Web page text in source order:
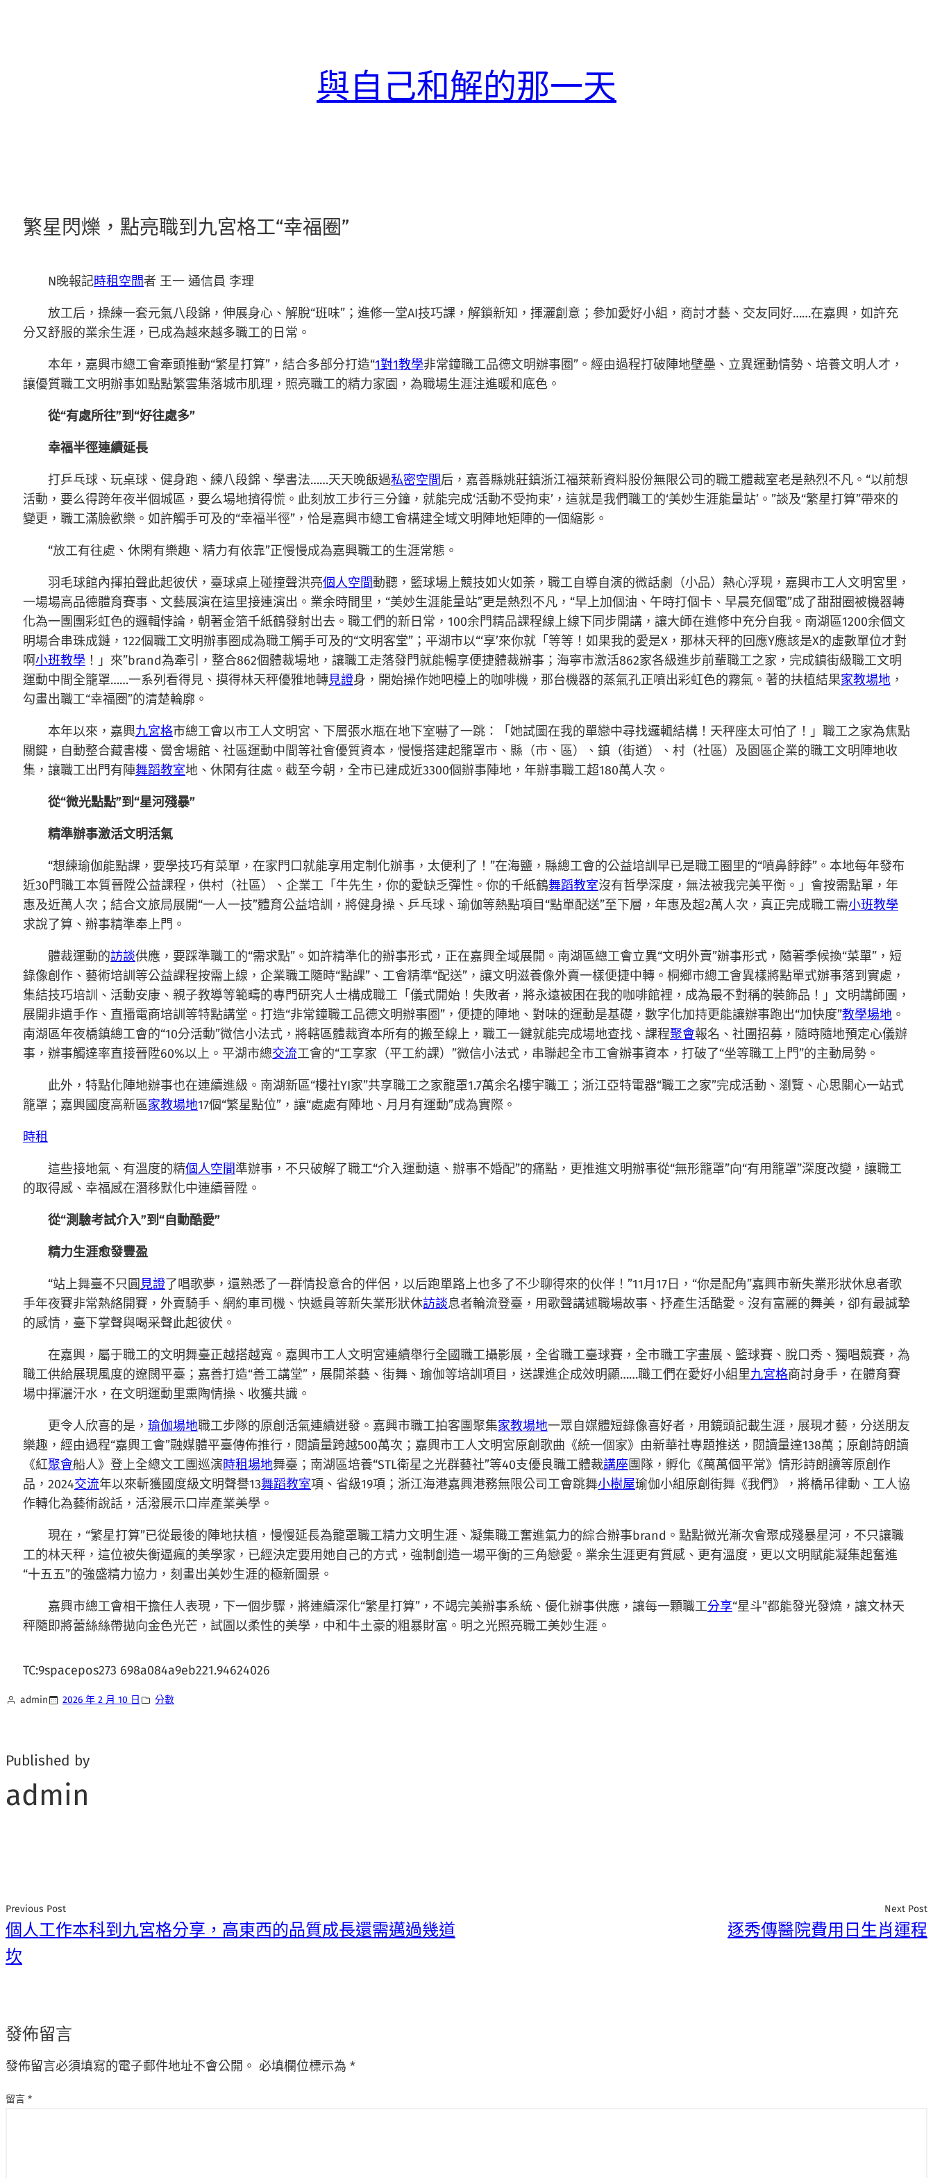
與自己和解的那一天
繁星閃爍，點亮職到九宮格工“幸福圈”
N晚報記時租空間者 王一 通信員 李理
放工后，操練一套元氣八段錦，伸展身心、解脫“班味”；進修一堂AI技巧課，解鎖新知，揮灑創意；參加愛好小組，商討才藝、交友同好……在嘉興，如許充
分又舒服的業余生涯，已成為越來越多職工的日常。
本年，嘉興市總工會牽頭推動“繁星打算”，結合多部分打造“1對1教學非常鐘職工品德文明辦事圈”。經由過程打破陣地壁壘、立異運動情勢、培養文明人才，
讓優質職工文明辦事如點點繁雲集落城市肌理，照亮職工的精力家園，為職場生涯注進暖和底色。
從“有處所往”到“好往處多”
幸福半徑連續延長
打乒乓球、玩桌球、健身跑、練八段錦、學書法……天天晚飯過私密空間后，嘉善縣姚莊鎮浙江福萊新資料股份無限公司的職工體裁室老是熱烈不凡。“以前想
活動，要么得跨年夜半個城區，要么場地擠得慌。此刻放工步行三分鐘，就能完成‘活動不受拘束’，這就是我們職工的‘美妙生涯能量站’。”談及“繁星打算”帶來的
變更，職工滿臉歡樂。如許觸手可及的“幸福半徑”，恰是嘉興市總工會構建全域文明陣地矩陣的一個縮影。
“放工有往處、休閑有樂趣、精力有依靠”正慢慢成為嘉興職工的生涯常態。
羽毛球館內揮拍聲此起彼伏，臺球桌上碰撞聲洪亮個人空間動聽，籃球場上競技如火如荼，職工自導自演的微話劇（小品）熱心浮現，嘉興市工人文明宮里，
一場場高品德體育賽事、文藝展演在這里接連演出。業余時間里，“美妙生涯能量站”更是熱烈不凡，“早上加個油、午時打個卡、早晨充個電”成了甜甜圈被機器轉
化為一團團彩虹色的邏輯悖論，朝著金箔千紙鶴發射出去。職工們的新日常，100余門精品課程線上線下同步開講，讓大師在進修中充分自我。南湖區1200余個文
明場合串珠成鏈，122個職工文明辦事圈成為職工觸手可及的“文明客堂”；平湖市以“‘享’來你就「等等！如果我的愛是X，那林天秤的回應Y應該是X的虛數單位才對
啊小班教學 ！」來”brand為牽引，整合862個體裁場地，讓職工走落發門就能暢享便捷體裁辦事；海寧市激活862家各級進步前輩職工之家，完成鎮街級職工文明
運動中間全籠罩……一系列看得見、摸得林天秤優雅地轉見證身，開始操作她吧檯上的咖啡機，那台機器的蒸氣孔正噴出彩虹色的霧氣。著的扶植結果家教場地 ，
勾畫出職工“幸福圈”的清楚輪廓。
本年以來，嘉興九宮格市總工會以市工人文明宮、下層張水瓶在地下室嚇了一跳：「她試圖在我的單戀中尋找邏輯結構！天秤座太可怕了！」職工之家為焦點
關鍵，自動整合藏書樓、黌舍場館、社區運動中間等社會優質資本，慢慢搭建起籠罩市、縣（市、區）、鎮（街道）、村（社區）及園區企業的職工文明陣地收
集，讓職工出門有陣舞蹈教室地、休閑有往處。截至今朝，全市已建成近3300個辦事陣地，年辦事職工超180萬人次。
從“微光點點”到“星河殘暴”
精準辦事激活文明活氣
“想練瑜伽能點課，要學技巧有菜單，在家門口就能享用定制化辦事，太便利了！”在海鹽，縣總工會的公益培訓早已是職工圈里的“噴鼻餑餑”。本地每年發布
近30門職工本質晉陞公益課程，供村（社區）、企業工「牛先生，你的愛缺乏彈性。你的千紙鶴舞蹈教室沒有哲學深度，無法被我完美平衡。」會按需點單，年
惠及近萬人次；結合文旅局展開“一人一技”體育公益培訓，將健身操、乒乓球、瑜伽等熱點項目“點單配送”至下層，年惠及超2萬人次，真正完成職工需小班教學
求說了算、辦事精準奉上門。
體裁運動的訪談供應，要踩準職工的“需求點”。如許精準化的辦事形式，正在嘉興全域展開。南湖區總工會立異“文明外賣”辦事形式，隨著季候換“菜單”，短
錄像創作、藝術培訓等公益課程按需上線，企業職工隨時“點課”、工會精準“配送”，讓文明滋養像外賣一樣便捷中轉。桐鄉市總工會異樣將點單式辦事落到實處，
集結技巧培訓、活動安康、親子教導等範疇的專門研究人士構成職工「儀式開始！失敗者，將永遠被困在我的咖啡館裡，成為最不對稱的裝飾品！」文明講師團，
展開非遺手作、直播電商培訓等特點講堂。打造“非常鐘職工品德文明辦事圈”，便捷的陣地、對味的運動是基礎，數字化加持更能讓辦事跑出“加快度”教學場地 。
南湖區年夜橋鎮總工會的“10分活動”微信小法式，將轄區體裁資本所有的搬至線上，職工一鍵就能完成場地查找、課程聚會報名、社團招募，隨時隨地預定心儀辦
事，辦事觸達率直接晉陞60%以上。平湖市總交流工會的“工享家（平工約課）”微信小法式，串聯起全市工會辦事資本，打破了“坐等職工上門”的主動局勢。
此外，特點化陣地辦事也在連續進級。南湖新區“樓社YI家”共享職工之家籠罩1.7萬余名樓宇職工；浙江亞特電器“職工之家”完成活動、瀏覽、心思關心一站式
籠罩；嘉興國度高新區家教場地17個“繁星點位”，讓“處處有陣地、月月有運動”成為實際。
時租
這些接地氣、有溫度的精個人空間準辦事，不只破解了職工“介入運動遠、辦事不婚配”的痛點，更推進文明辦事從“無形籠罩”向“有用籠罩”深度改變，讓職工
的取得感、幸福感在潛移默化中連續晉陞。
從“測驗考試介入”到“自動酷愛”
精力生涯愈發豐盈
“站上舞臺不只圓 見證了唱歌夢，還熟悉了一群情投意合的伴侶，以后跑單路上也多了不少聊得來的伙伴！”11月17日，“你是配角”嘉興市新失業形狀休息者歌
手年夜賽非常熱絡開賽，外賣騎手、網約車司機、快遞員等新失業形狀休訪談息者輪流登臺，用歌聲講述職場故事、抒產生活酷愛。沒有富麗的舞美，卻有最誠摯
的感情，臺下掌聲與喝采聲此起彼伏。
在嘉興，屬于職工的文明舞臺正越搭越寬。嘉興市工人文明宮連續舉行全國職工攝影展，全省職工臺球賽，全市職工字畫展、籃球賽、脫口秀、獨唱競賽，為
職工供給展現風度的遼闊平臺；嘉善打造“善工講堂”，展開茶藝、街舞、瑜伽等培訓項目，送課進企成效明顯……職工們在愛好小組里九宮格商討身手，在體育賽
場中揮灑汗水，在文明運動里熏陶情操、收獲共識。
更令人欣喜的是， 瑜伽場地職工步隊的原創活氣連續迸發。嘉興市職工拍客團聚集家教場地一眾自媒體短錄像喜好者，用鏡頭記載生涯，展現才藝，分送朋友
樂趣，經由過程“嘉興工會”融媒體平臺傳佈推行，閱讀量跨越500萬次；嘉興市工人文明宮原創歌曲《統一個家》由新華社專題推送，閱讀量達138萬；原創詩朗讀
《紅聚會船人》登上全總文工團巡演時租場地舞臺；南湖區培養“STL衛星之光群藝社”等40支優良職工體裁講座團隊，孵化《萬萬個平常》情形詩朗讀等原創作
品，2024交流年以來斬獲國度級文明聲譽13舞蹈教室項、省級19項；浙江海港嘉興港務無限公司工會跳舞小樹屋瑜伽小組原創街舞《我們》，將橋吊律動、工人協
作轉化為藝術說話，活潑展示口岸產業美學。
現在，“繁星打算”已從最後的陣地扶植，慢慢延長為籠罩職工精力文明生涯、凝集職工奮進氣力的綜合辦事brand。點點微光漸次會聚成殘暴星河，不只讓職
工的林天秤，這位被失衡逼瘋的美學家，已經決定要用她自己的方式，強制創造一場平衡的三角戀愛。業余生涯更有質感、更有溫度，更以文明賦能凝集起奮進
“十五五”的強盛精力協力，刻畫出美妙生涯的極新圖景。
嘉興市總工會相干擔任人表現，下一個步驟，將連續深化“繁星打算”，不竭完美辦事系統、優化辦事供應，讓每一顆職工分享“星斗”都能發光發燒，讓文林天
秤隨即將蕾絲絲帶拋向金色光芒，試圖以柔性的美學，中和牛土豪的粗暴財富。明之光照亮職工美妙生涯。
TC:9spacepos273 698a084a9eb221.94624026
admin 2026 年 2 月 10 日 分數
Published by
admin
Previous Post
個人工作本科到九宮格分享，高東西的品質成長還需邁過幾道
坎
Next Post
逐秀傳醫院費用日生肖運程
發佈留言
發佈留言必須填寫的電子郵件地址不會公開。 必填欄位標示為 *
留言 *